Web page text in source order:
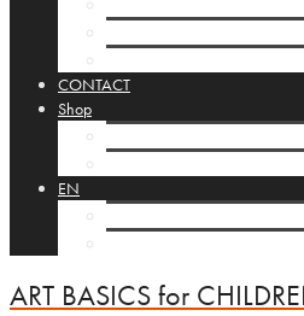
CONTACT
Shop
EN
ART BASICS for